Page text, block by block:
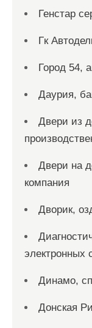
Генстар
Гк
Город 54,
Даурия,
Двери из
Двери на
компания
Дворик,
электронных
Динамо,
Донская